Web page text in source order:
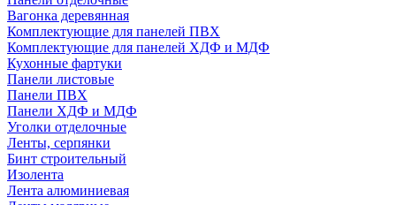
Вагонка деревянная
Комплектующие для панелей ПВХ
Комплектующие для панелей ХДФ и МДФ
Кухонные фартуки
Панели листовые
Панели ПВХ
Панели ХДФ и МДФ
Уголки отделочные
Ленты, серпянки
Бинт строительный
Изолента
Лента алюминиевая